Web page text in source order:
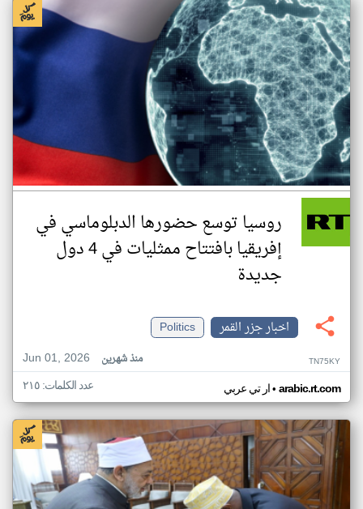
روسيا توسع حضورها الدبلوماسي في
إفريقيا بافتتاح ممثليات في 4 دول
جديدة
اخبار جزر القمر
Politics
Jun 01, 2026
منذ شهرين TN75KY
ار تي عربي• arabic.rt.com عدد الكلمات: ٢١٥